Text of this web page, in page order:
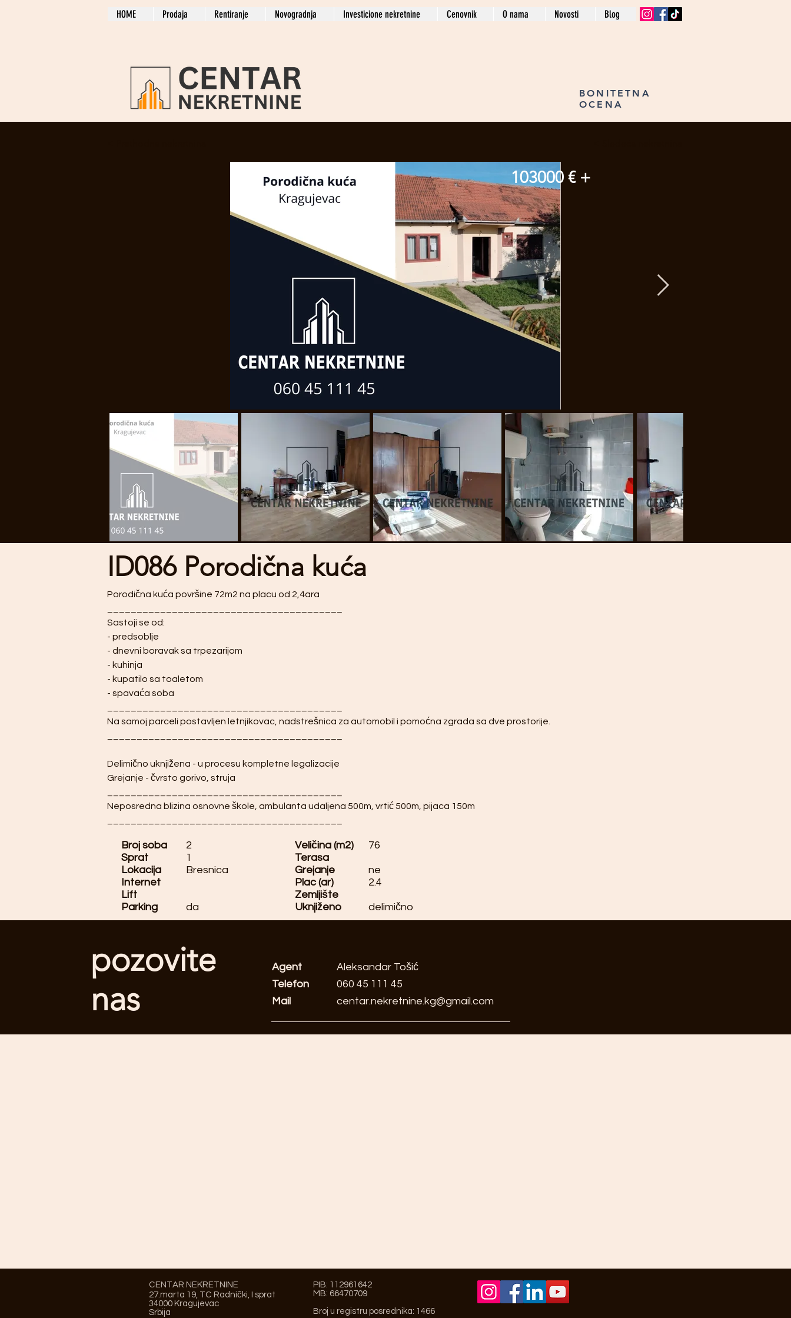
HOME Prodaja Rentiranje Novogradnja Investicione nekretnine Cenovnik O nama Novosti Blog
BONITETNA
OCENA
103000 € +
ID086 Porodična kuća
Porodična kuća površine 72m2 na placu od 2,4ara
Sastoji se od:
- predsoblje
- dnevni boravak sa trpezarijom
- kuhinja
- kupatilo sa toaletom
- spavaća soba
Na samoj parceli postavljen letnjikovac, nadstrešnica za automobil i pomoćna zgrada sa dve prostorije.
Delimično uknjižena - u procesu kompletne legalizacije
Grejanje - čvrsto gorivo, struja
Neposredna blizina osnovne škole, ambulanta udaljena 500m, vrtić 500m, pijaca 150m
Broj soba 2 Veličina (m2)
76
Sprat
1
Terasa
Lokacija
Bresnica Grejanje
ne
Internet
Plac (ar)
2.4
Lift
Zemljište
Parking
da Uknjiženo delimično
pozovite
nas
Agent
Aleksandar Tošić
Telefon
060 45 111 45
Mail
centar.nekretnine.kg@gmail.com
CENTAR NEKRETNINE
27.marta 19, TC Radnički, I sprat
34000 Kragujevac
Srbija
PIB: 112961642
MB: 66470709
Broj u registru posrednika: 1466